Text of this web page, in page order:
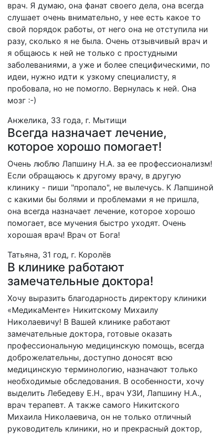
врач. Я думаю, она фанат своего дела, она всегда
слушает очень внимательно, у нее есть какое то
свой порядок работы, от него она не отступила ни
разу, сколько я не была. Очень отзывчивый врач и
я общаюсь к ней не только с простудными
заболеваниями, а уже и более специфическими, по
идеи, нужно идти к узкому специалисту, я
пробовала, но не помогло. Вернулась к ней. Она
мозг :-)
Анжелика, 33 года, г. Мытищи
Всегда назначает лечение,
которое хорошо помогает!
Очень люблю Лапшину Н.А. за ее профессионализм!
Если обращаюсь к другому врачу, в другую
клинику - пиши "пропало", не вылечусь. К Лапшиной
с какими бы болями и проблемами я не пришла,
она всегда назначает лечение, которое хорошо
помогает, все мучения быстро уходят. Очень
хорошая врач! Врач от Бога!
Татьяна, 31 год, г. Королёв
В клинике работают
замечательные доктора!
Хочу выразить благодарность директору клиники
«МедикаМенте» Никитскому Михаилу
Николаевичу! В Вашей клинике работают
замечательные доктора, готовые оказать
профессиональную медицинскую помощь, всегда
доброжелательны, доступно доносят всю
медицинскую терминологию, назначают только
необходимые обследования. В особенности, хочу
выделить Лебедеву Е.Н., врач УЗИ, Лапшину Н.А.,
врач терапевт. А также самого Никитского
Михаила Николаевича, он не только отличный
руководитель клиники, но и прекрасный доктор,